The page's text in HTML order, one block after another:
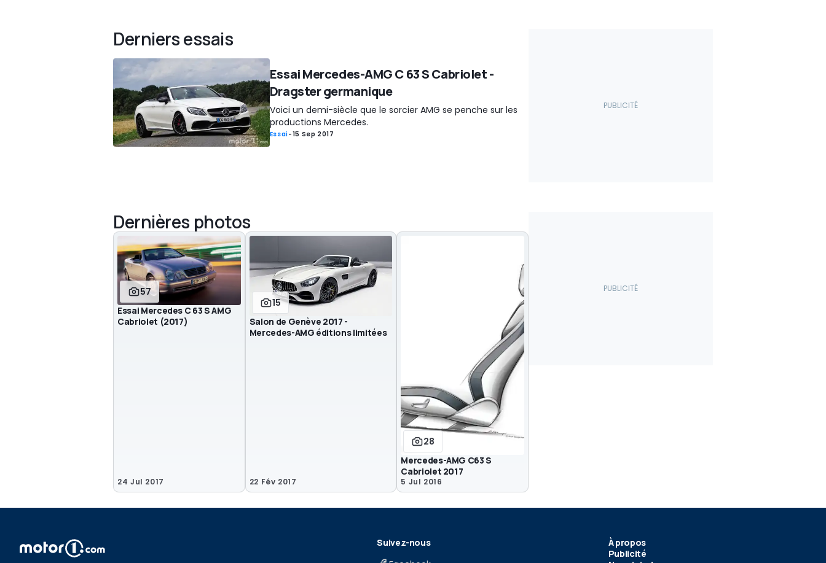
Derniers essais
Essai Mercedes-AMG C 63 S Cabriolet -
Dragster germanique
Voici un demi-siècle que le sorcier AMG se penche sur les
productions Mercedes.
Essai-15 Sep 2017
Dernières photos
57
Essai Mercedes C 63 S AMG
Cabriolet (2017)
24 Jul 2017
15
Salon de Genève 2017 -
Mercedes-AMG éditions limitées
22 Fév 2017
28
Mercedes-AMG C63 S
Cabriolet 2017
5 Jul 2016
Suivez-nous
À propos
Publicité